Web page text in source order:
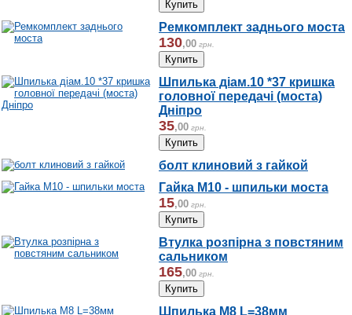
Ремкомплект заднього моста
130,00 грн.
Шпилька діам.10 *37 кришка
головної передачі (моста)
Дніпро
35,00 грн.
болт клиновий з гайкой
Гайка М10 - шпильки моста
15,00 грн.
Втулка розпірна з повстяним
сальником
165,00 грн.
Шпилька М8 L=38мм